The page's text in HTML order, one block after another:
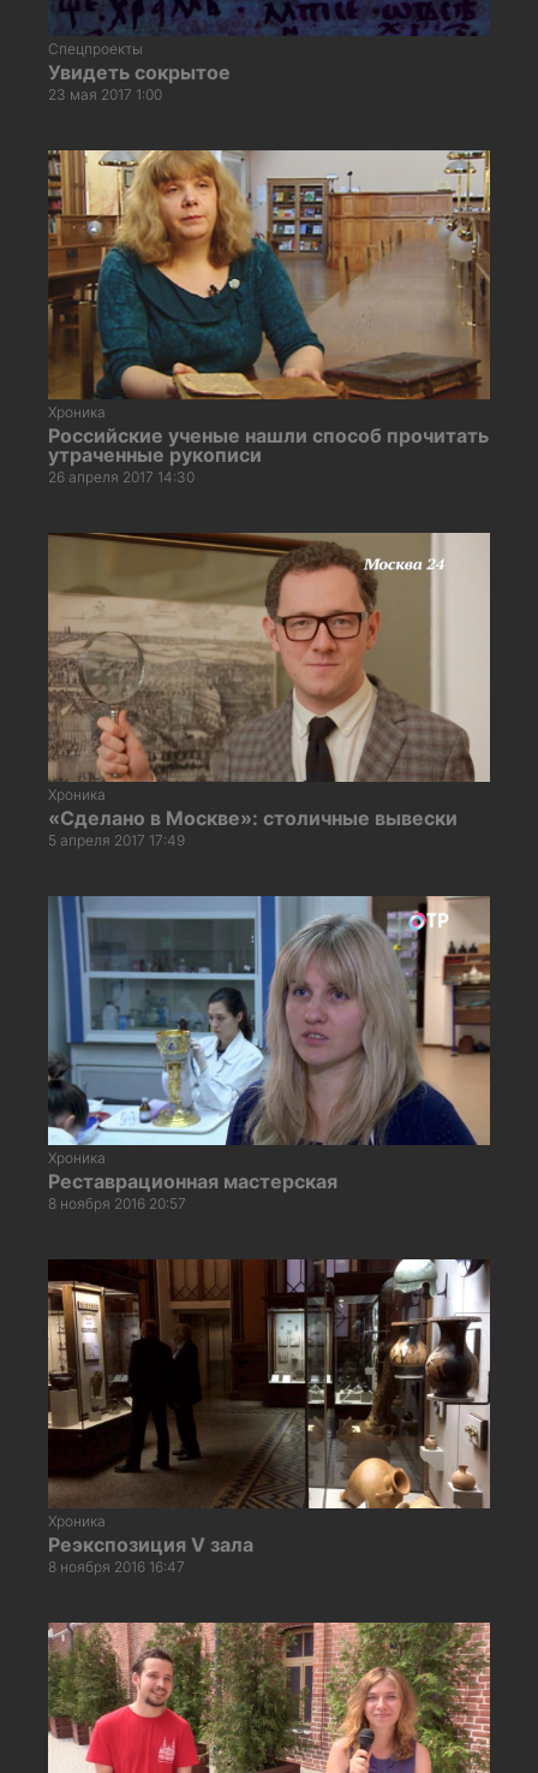
Спецпроекты
Увидеть сокрытое
23 мая 2017 1:00
Хроника
Российские ученые нашли способ прочитать
утраченные рукописи
26 апреля 2017 14:30
Хроника
«Сделано в Москве»: столичные вывески
5 апреля 2017 17:49
Хроника
Реставрационная мастерская
8 ноября 2016 20:57
Хроника
Реэкспозиция V зала
8 ноября 2016 16:47